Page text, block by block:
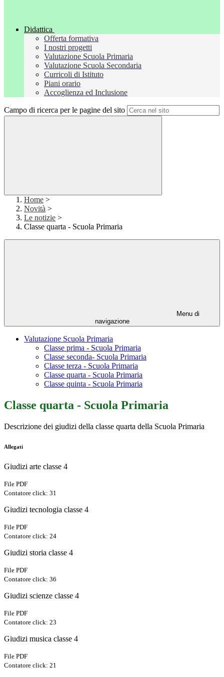
Didattica
Offerta formativa
I nostri progetti
Valutazione Scuola Primaria
Valutazione Scuola Secondaria
Curricoli di Istituto
Piani orario
Accoglienza ed Inclusione
Campo di ricerca per le pagine del sito
Home >
Novità >
Le notizie >
Classe quarta - Scuola Primaria
Menu di
navigazione
Valutazione Scuola Primaria
Classe prima - Scuola Primaria
Classe seconda- Scuola Primaria
Classe terza - Scuola Primaria
Classe quarta - Scuola Primaria
Classe quinta - Scuola Primaria
Classe quarta - Scuola Primaria
Descrizione dei giudizi della classe quarta della Scuola Primaria
Allegati
Giudizi arte classe 4
File PDF
Contatore click: 31
Giudizi tecnologia classe 4
File PDF
Contatore click: 24
Giudizi storia classe 4
File PDF
Contatore click: 36
Giudizi scienze classe 4
File PDF
Contatore click: 23
Giudizi musica classe 4
File PDF
Contatore click: 21